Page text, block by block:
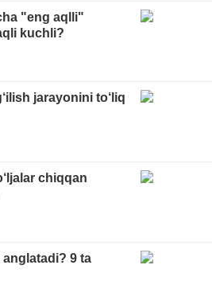
"eng aqlli"
kuchli?
jarayonini to‘liq
chiqqan
9 ta